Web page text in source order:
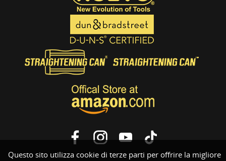
Questo sito utilizza cookie di terze parti per offrire la migliore